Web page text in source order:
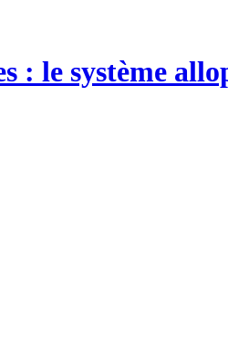
: le système